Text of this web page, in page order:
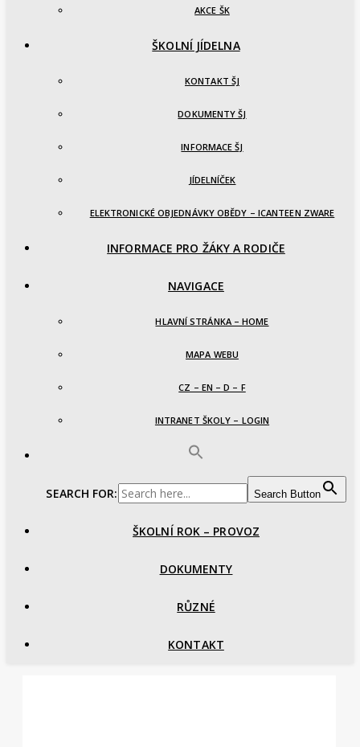
AKCE ŠK
ŠKOLNÍ JÍDELNA
KONTAKT ŠJ
DOKUMENTY ŠJ
INFORMACE ŠJ
JÍDELNÍČEK
ELEKTRONICKÉ OBJEDNÁVKY OBĚDY – ICANTEEN ZWARE
INFORMACE PRO ŽÁKY A RODIČE
NAVIGACE
HLAVNÍ STRÁNKA – HOME
MAPA WEBU
CZ – EN – D – F
INTRANET ŠKOLY – LOGIN
SEARCH FOR: Search Button
ŠKOLNÍ ROK – PROVOZ
DOKUMENTY
RŮZNÉ
KONTAKT